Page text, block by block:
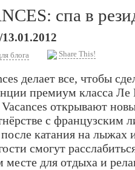
спа в
13.01.2012
блога Share This!
делает все, чтобы
премиум класса
открывают
с французским
катания на лыжах
смогут
для отдыха и